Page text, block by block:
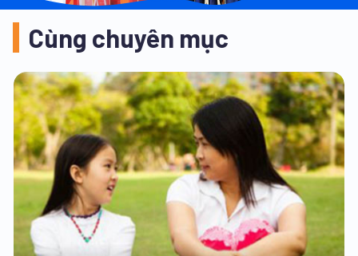
Cùng chuyên mục